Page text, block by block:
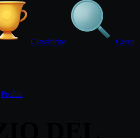
Classifiche Cerca
Profilo